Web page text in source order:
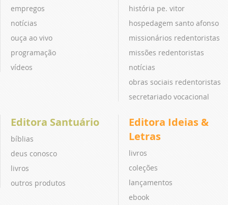
empregos
notícias
ouça ao vivo
programação
vídeos
história pe. vitor
hospedagem santo afonso
missionários redentoristas
missões redentoristas
notícias
obras sociais redentoristas
secretariado vocacional
Editora Santuário
bíblias
deus conosco
livros
outros produtos
Editora Ideias &
Letras
livros
coleções
lançamentos
ebook